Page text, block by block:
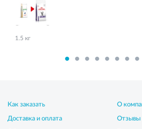
1.5 кг
Как заказать
Доставка и оплата
О
Отзывы